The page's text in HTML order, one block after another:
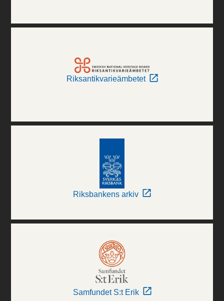
Riksantikvarieämbetet
Riksbankens arkiv
Samfundet S:t Erik